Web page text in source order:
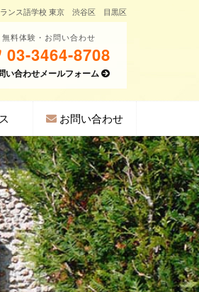
ランス語学校 東京 渋谷区 目黒区
無料体験・お問い合わせ
03-3464-8708
い合わせメールフォーム
お問い合わせ